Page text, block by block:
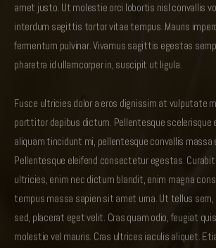
amet justo. Ut molestie orci lobortis nisl convallis
interdum sagittis tortor vitae tempus. Mauris
fermentum pulvinar. Vivamus sagittis egestas
pharetra id ullamcorper in, suscipit ut ligula.
Fusce ultricies dolor a eros dignissim at vulputate
porttitor dapibus dictum. Pellentesque scelerisque
aliquam tincidunt mi, pellentesque convallis massa
Pellentesque eleifend consectetur egestas.
ultricies, enim nec dictum blandit, enim magna
tempus massa sapien sit amet urna. Ut tellus
sed, placerat eget velit. Cras quam odio, feugiat
molestie vel mauris. Cras ultrices iaculis aliquet.